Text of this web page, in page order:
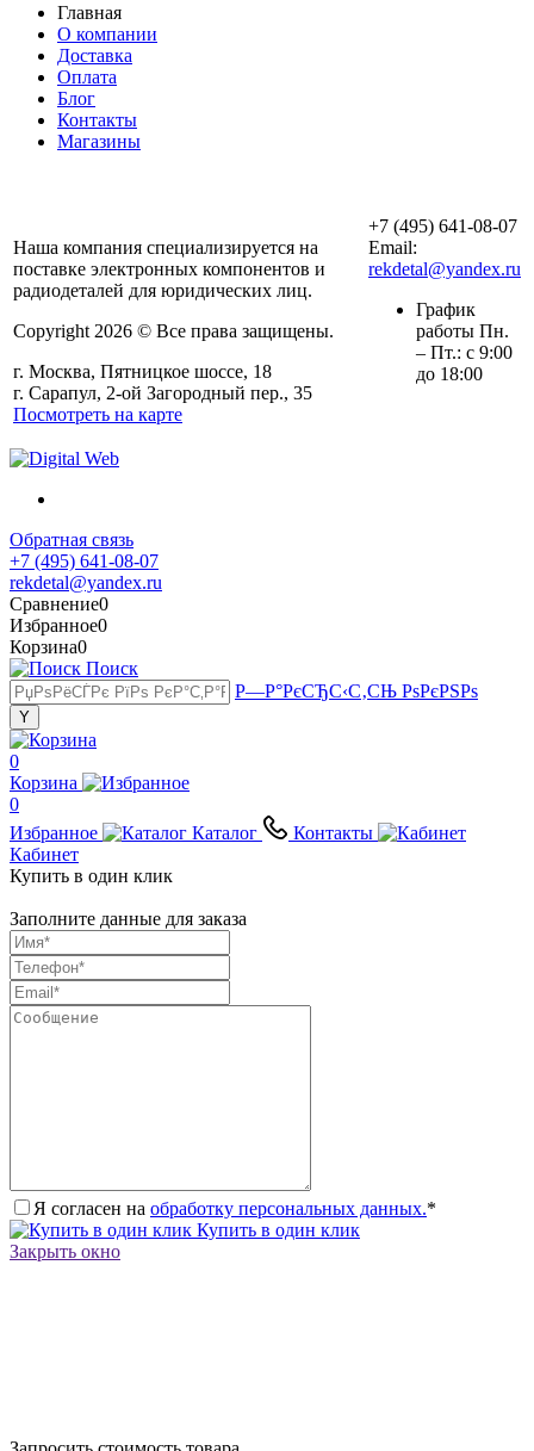
Главная
О компании
Доставка
Оплата
Блог
Контакты
Магазины
Наша компания специализируется на
поставке электронных компонентов и
радиодеталей для юридических лиц.
Copyright 2026 © Все права защищены.
г. Москва, Пятницкое шоссе, 18
г. Сарапул, 2-ой Загородный пер., 35
Посмотреть на карте
+7 (495) 641-08-07
Email:
rekdetal@yandex.ru
График
работы Пн.
– Пт.: с 9:00
до 18:00
Обратная связь
+7 (495) 641-08-07
rekdetal@yandex.ru
Сравнение0
Избранное0
Корзина0
Поиск
Р—Р°РєСЂС‹С‚СЊ РѕРєРЅРѕ
0
Корзина
0
Избранное
Каталог
Контакты
Кабинет
Купить в один клик
Заполните данные для заказа
Я согласен на обработку персональных данных.*
Купить в один клик
Закрыть окно